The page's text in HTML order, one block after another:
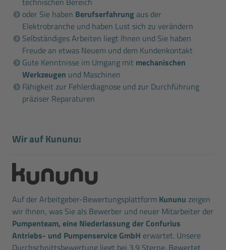
oder Sie haben Berufserfahrung aus der
Elektrobranche und haben Lust sich zu verändern
Selbständiges Arbeiten liegt Ihnen und Sie haben
Freude an etwas Neuem und dem Kundenkontakt
Gute Kenntnisse im Umgang mit mechanischen
Werkzeugen und Maschinen
Fähigkeit zur Fehlerdiagnose und zur Durchführung
präziser Reparaturen
Wir auf Kununu:
Auf der Arbeitgeber-Bewertungsplattform Kununu zeigen
wir Ihnen, was Sie als Bewerber und neuer Mitarbeiter der
Pumpenteam, eine Niederlassung der Confurius
Antriebs- und Pumpenservice GmbH erwartet. Unsere
Durchschnittsbewertung liegt bei 3.9 Sterne. Bewertet